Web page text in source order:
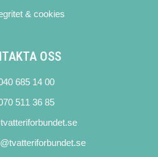
& cookies
OSS
685 14 00
511 36 85